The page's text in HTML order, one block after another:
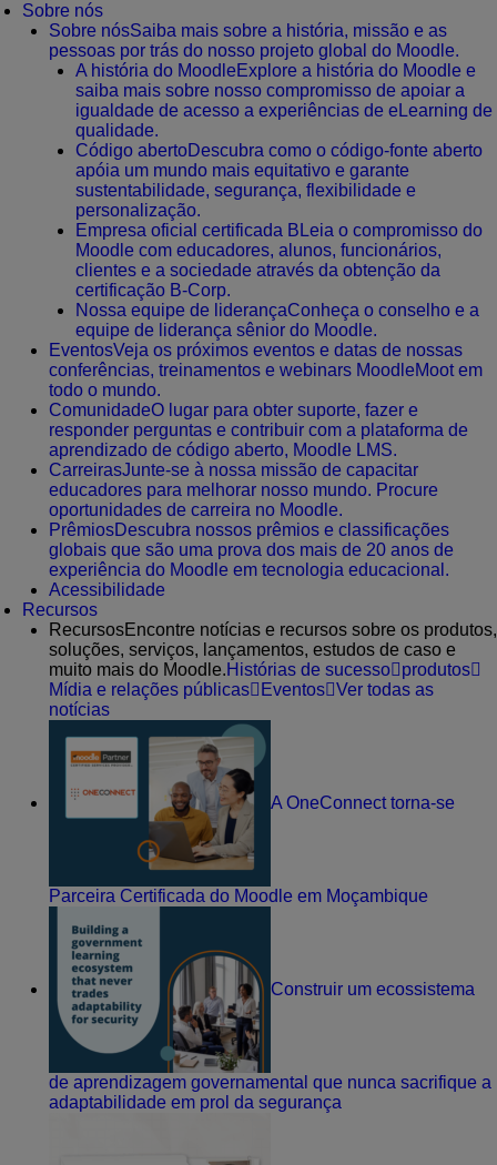
Sobre nós
Sobre nósSaiba mais sobre a história, missão e as
pessoas por trás do nosso projeto global do Moodle.
A história do Moodle Explore a história do Moodle e
saiba mais sobre nosso compromisso de apoiar a
igualdade de acesso a experiências de eLearning de
qualidade.
Código abertoDescubra como o código-fonte aberto
apóia um mundo mais equitativo e garante
sustentabilidade, segurança, flexibilidade e
personalização.
Empresa oficial certificada B Leia o compromisso do
Moodle com educadores, alunos, funcionários,
clientes e a sociedade através da obtenção da
certificação B-Corp.
Nossa equipe de liderançaConheça o conselho e a
equipe de liderança sênior do Moodle.
EventosVeja os próximos eventos e datas de nossas
conferências, treinamentos e webinars MoodleMoot em
todo o mundo.
ComunidadeO lugar para obter suporte, fazer e
responder perguntas e contribuir com a plataforma de
aprendizado de código aberto, Moodle LMS.
CarreirasJunte-se à nossa missão de capacitar
educadores para melhorar nosso mundo. Procure
oportunidades de carreira no Moodle.
PrêmiosDescubra nossos prêmios e classificações
globais que são uma prova dos mais de 20 anos de
experiência do Moodle em tecnologia educacional.
Acessibilidade
Recursos
RecursosEncontre notícias e recursos sobre os produtos,
soluções, serviços, lançamentos, estudos de caso e
muito mais do Moodle. Histórias de sucesso
produtos
Mídia e relações públicas
Eventos Ver todas as
notícias
A OneConnect torna-se
Parceira Certificada do Moodle em Moçambique
Construir um ecossistema
de aprendizagem governamental que nunca sacrifique a
adaptabilidade em prol da segurança